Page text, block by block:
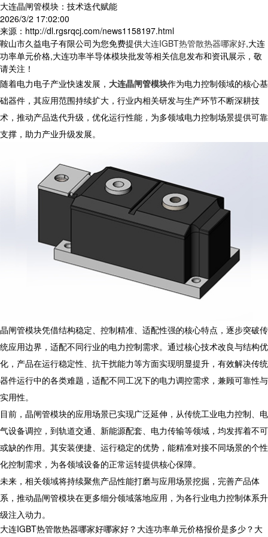
大连晶闸管模块：技术迭代赋能
2026/3/2 17:02:00
来源：http://dl.rgsrqcj.com/news1158197.html
鞍山市久益电子有限公司为您免费提供大连IGBT热管散热器哪家好,大连
功率单元价格,大连功率半导体模块批发等相关信息发布和资讯展示，敬
请关注！
随着电力电子产业快速发展， 大连晶闸管模块作为电力控制领域的核心基
础器件，其应用范围持续扩大，行业内相关研发与生产环节不断深耕技
术，推动产品迭代升级，优化运行性能，为多领域电力控制场景提供可靠
支撑，助力产业升级发展。
晶闸管模块凭借结构稳定、控制精准、适配性强的核心特点，逐步突破传
统应用边界，适配不同行业的电力控制需求。通过核心技术改良与结构优
化，产品在运行稳定性、抗干扰能力等方面实现明显提升，有效解决传统
器件运行中的各类难题，适配不同工况下的电力调控需求，兼顾可靠性与
实用性。
目前，晶闸管模块的应用场景已实现广泛延伸，从传统工业电力控制、电
气设备调控，到轨道交通、新能源配套、电力传输等领域，均发挥着不可
或缺的作用。其安装便捷、运行稳定的优势，能精准对接不同场景的个性
化控制需求，为各领域设备的正常运转提供核心保障。
未来，相关领域将持续聚焦产品性能打磨与应用场景挖掘，完善产品体
系，推动晶闸管模块在更多细分领域落地应用，为各行业电力控制体系升
级注入动力。
大连IGBT热管散热器哪家好哪家好？大连功率单元价格报价是多少？大